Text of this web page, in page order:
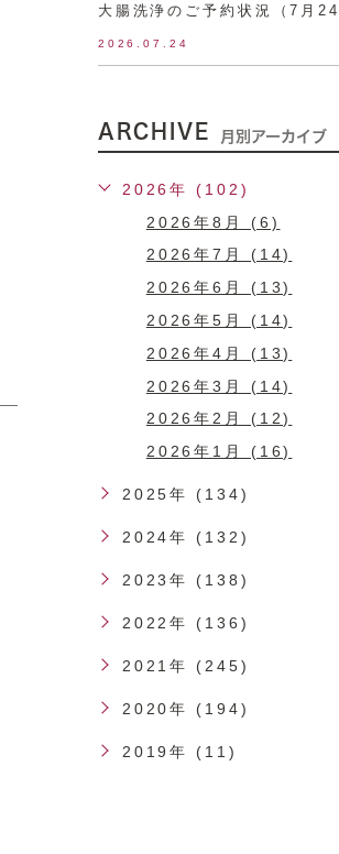
大腸洗浄のご予約状況（7月24
2026.07.24
ARCHIVE 月別アーカイブ
2026年 (102)
2026年8月 (6)
2026年7月 (14)
2026年6月 (13)
2026年5月 (14)
2026年4月 (13)
2026年3月 (14)
2026年2月 (12)
2026年1月 (16)
2025年 (134)
2024年 (132)
2023年 (138)
2022年 (136)
2021年 (245)
2020年 (194)
2019年 (11)